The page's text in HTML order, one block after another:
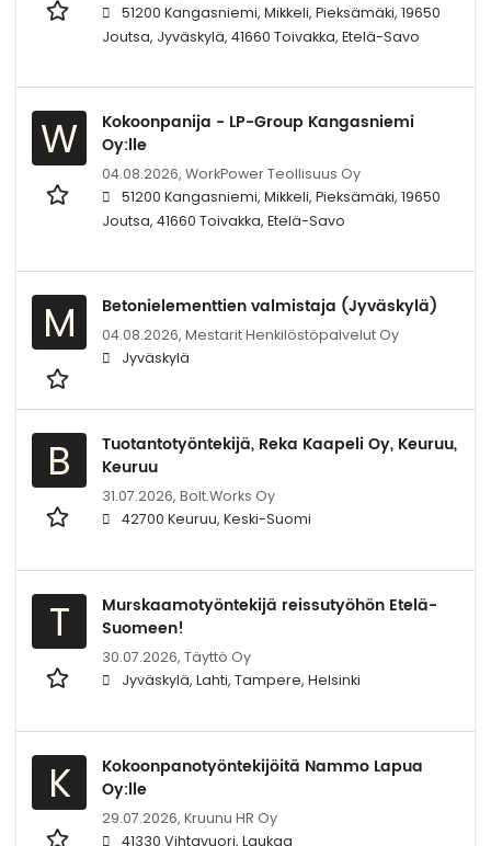
51200 Kangasniemi, Mikkeli, Pieksämäki, 19650
Joutsa, Jyväskylä, 41660 Toivakka, Etelä-Savo
W
Kokoonpanija - LP-Group Kangasniemi
Oy:lle
04.08.2026, WorkPower Teollisuus Oy
51200 Kangasniemi, Mikkeli, Pieksämäki, 19650
Joutsa, 41660 Toivakka, Etelä-Savo
M Betonielementtien valmistaja (Jyväskylä)
04.08.2026, Mestarit Henkilöstöpalvelut Oy
Jyväskylä
B
Tuotantotyöntekijä, Reka Kaapeli Oy, Keuruu,
Keuruu
31.07.2026, Bolt.Works Oy
42700 Keuruu, Keski-Suomi
T
Murskaamotyöntekijä reissutyöhön Etelä-
Suomeen!
30.07.2026, Täyttö Oy
Jyväskylä, Lahti, Tampere, Helsinki
K
Kokoonpanotyöntekijöitä Nammo Lapua
Oy:lle
29.07.2026, Kruunu HR Oy
41330 Vihtavuori, Laukaa